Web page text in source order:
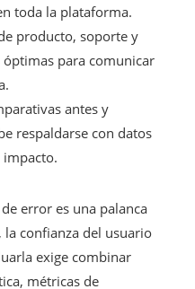
toda la plataforma.
producto, soporte y
para comunicar
antes y
respaldarse con datos
error es una palanca
la confianza del usuario
exige combinar
métricas de